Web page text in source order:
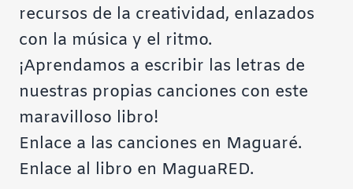
recursos de la creatividad, enlazados
con la música y el ritmo.
¡Aprendamos a escribir las letras de
nuestras propias canciones con este
maravilloso libro!
Enlace a las canciones en Maguaré.
Enlace al libro en MaguaRED.